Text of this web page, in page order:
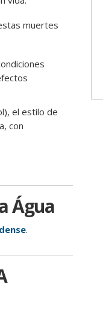
muertes
el estilo de
con
Água
.